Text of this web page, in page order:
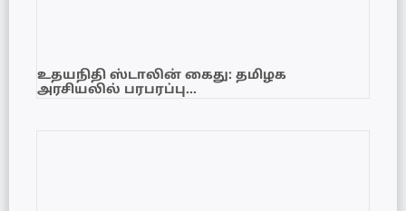
உதயநிதி ஸ்டாலின் கைது: தமிழக
அரசியலில் பரபரப்பு…